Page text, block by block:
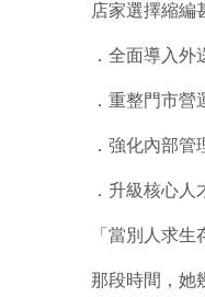
店家選擇縮編
．全面導入外
．重整門市營
．強化內部管
．升級核心人
「當別人求生
那段時間，她